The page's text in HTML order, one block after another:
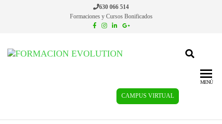
630 066 514
Formaciones y Cursos Bonificados
Formacion
CAMPUS VIRTUAL
MENÚ